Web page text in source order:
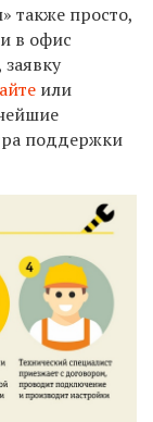
также просто,
в офис
или
поддержки